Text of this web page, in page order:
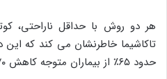
هر دو روش با حداقل ناراحتی،
تاکاشیما خاطرنشان می کند که
حدود ۶۵٪ از بیماران متوجه کاهش ۷۰٪ می شوند.